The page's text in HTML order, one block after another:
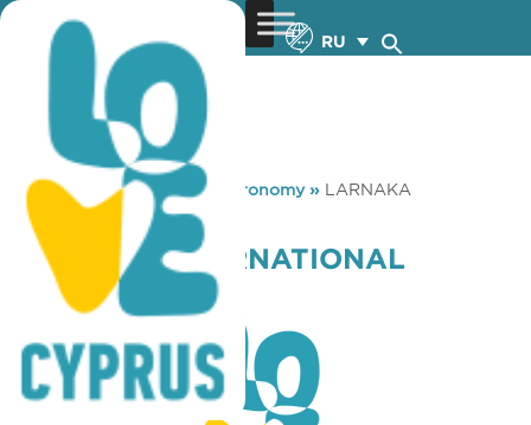
RU
You are here: Home »Gastronomy» LARNAKA
INTERNATIONAL AIRPORT
LARNAKA INTERNATIONAL
AIRPORT